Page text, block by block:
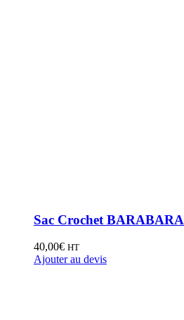
Sac Crochet BARABARA
40,00€ HT
Ajouter au devis